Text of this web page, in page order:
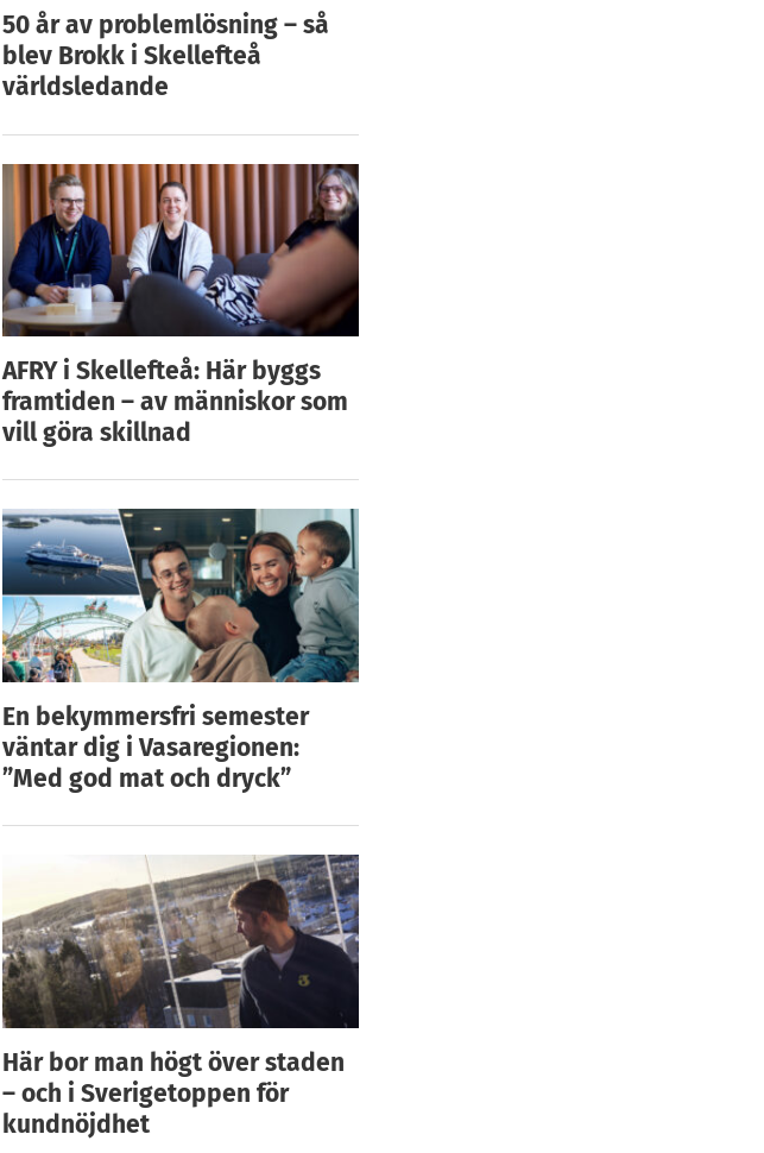
50 år av problemlösning – så
blev Brokk i Skellefteå
världsledande
AFRY i Skellefteå: Här byggs
framtiden – av människor som
vill göra skillnad
En bekymmersfri semester
väntar dig i Vasaregionen:
”Med god mat och dryck”
Här bor man högt över staden
– och i Sverigetoppen för
kundnöjdhet